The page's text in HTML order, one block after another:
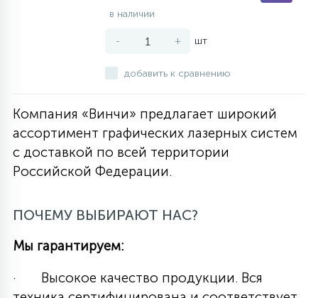
в наличии
- + шт
добавить к сравнению
Компания «Винчи» предлагает широкий
ассортимент графических лазерных систем
с доставкой по всей территории
Российской Федерации.
ПОЧЕМУ ВЫБИРАЮТ НАС?
Мы гарантируем:
· Высокое качество продукции. Вся